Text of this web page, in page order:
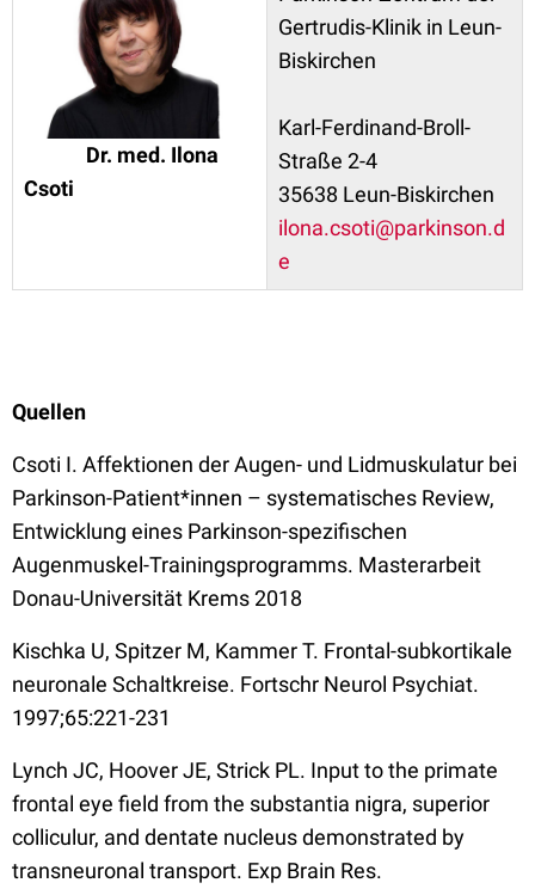
Dr. med. Ilona
Csoti
Gertrudis-Klinik in Leun-
Biskirchen
Karl-Ferdinand-Broll-
Straße 2-4
35638 Leun-Biskirchen
ilona.csoti@parkinson.d
e
Quellen
Csoti I. Affektionen der Augen- und Lidmuskulatur bei
Parkinson-Patient*innen – systematisches Review,
Entwicklung eines Parkinson-spezifischen
Augenmuskel-Trainingsprogramms. Masterarbeit
Donau-Universität Krems 2018
Kischka U, Spitzer M, Kammer T. Frontal-subkortikale
neuronale Schaltkreise. Fortschr Neurol Psychiat.
1997;65:221-231
Lynch JC, Hoover JE, Strick PL. Input to the primate
frontal eye field from the substantia nigra, superior
colliculur, and dentate nucleus demonstrated by
transneuronal transport. Exp Brain Res.